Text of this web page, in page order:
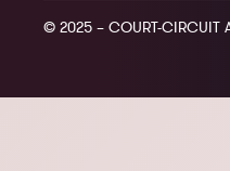
© 2025 – COURT-CIRCUIT